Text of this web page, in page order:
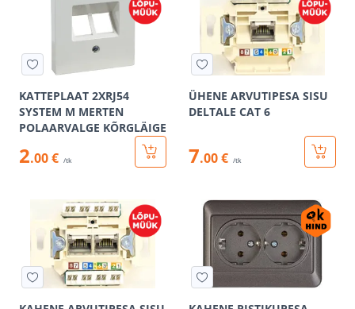
KATTEPLAAT 2XRJ54
SYSTEM M MERTEN
POLAARVALGE KÕRGLÄIGE
2.00 € /tk
ÜHENE ARVUTIPESA SISU
DELTALE CAT 6
7.00 € /tk